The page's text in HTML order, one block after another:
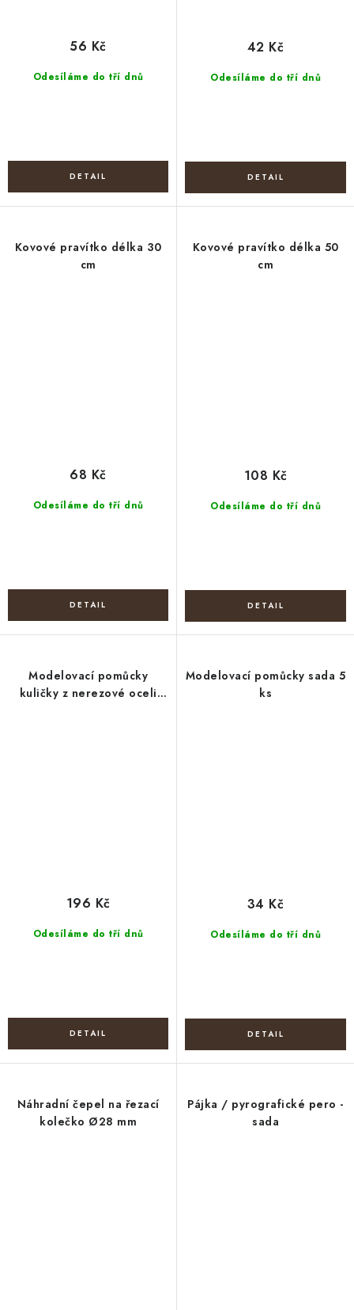
Odesíláme do tří dnů
56 Kč
Odesíláme do tří dnů
42 Kč
Kovové pravítko délka 30
cm
Odesíláme do tří dnů
68 Kč
Kovové pravítko délka 50
cm
Odesíláme do tří dnů
108 Kč
Modelovací pomůcky
kuličky z nerezové oceli
Odesíláme do tří dnů
196 Kč
Modelovací pomůcky sada 5
ks
Odesíláme do tří dnů
34 Kč
Náhradní čepel na řezací
kolečko Ø28 mm
Pájka / pyrografické pero -
sada